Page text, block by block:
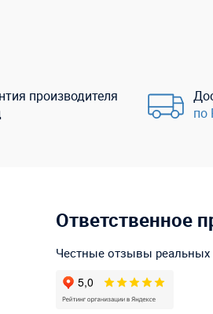
производителя
по
Ответственное
Честные отзывы реальных